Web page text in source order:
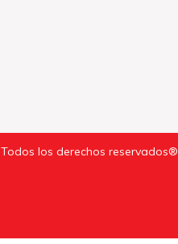
Todos los derechos reservados®